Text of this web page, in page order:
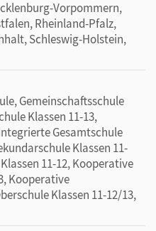
Vorpommern,
Rheinland-Pfalz,
Schleswig-Holstein,
Gemeinschaftsschule
Klassen 11-13,
Gesamtschule
Klassen 11-
11-12, Kooperative
Kooperative
Klassen 11-12/13,